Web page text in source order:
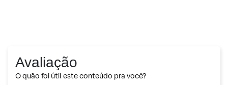
Avaliação
O quão foi útil este conteúdo pra você?